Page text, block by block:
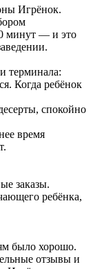
Игрёнок.
минут — и это
терминала:
Когда ребёнок
спокойно
время
заказы.
ребёнка,
было хорошо.
отзывы и